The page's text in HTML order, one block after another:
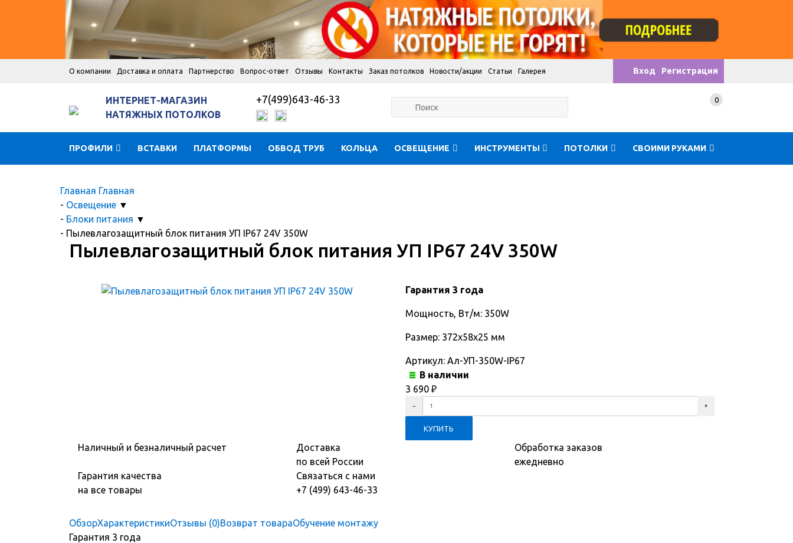
О компании Доставка и оплата Партнерство Вопрос-ответ Отзывы Контакты Заказ потолков Новости/акции Статьи Галерея Вход Регистрация
ИНТЕРНЕТ-МАГАЗИН
НАТЯЖНЫХ ПОТОЛКОВ
+7(499)643-46-33 0
ПРОФИЛИ ВСТАВКИ ПЛАТФОРМЫ ОБВОД ТРУБ КОЛЬЦА ОСВЕЩЕНИЕ ИНСТРУМЕНТЫ ПОТОЛКИ СВОИМИ РУКАМИ
Главная Главная
- Освещение ▼
- Блоки питания ▼
- Пылевлагозащитный блок питания УП IP67 24V 350W
Пылевлагозащитный блок питания УП IP67 24V 350W
Гарантия 3 года
Мощность, Вт/м: 350W
Размер: 372х58х25 мм
Артикул: Ал-УП-350W-IP67
В наличии
3 690 ₽
Наличный и безналичный расчет
Доставка
по всей России
Обработка заказов
ежедневно
Гарантия качества
на все товары
Связаться с нами
+7 (499) 643-46-33
ОбзорХарактеристикиОтзывы (0)Возврат товараОбучение монтажу
Гарантия 3 года